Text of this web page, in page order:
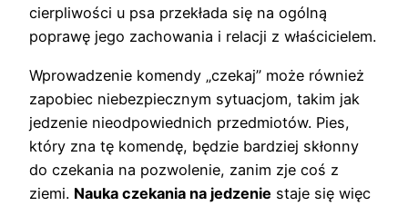
cierpliwości u psa przekłada się na ogólną
poprawę jego zachowania i relacji z właścicielem.
Wprowadzenie komendy „czekaj” może również
zapobiec niebezpiecznym sytuacjom, takim jak
jedzenie nieodpowiednich przedmiotów. Pies,
który zna tę komendę, będzie bardziej skłonny
do czekania na pozwolenie, zanim zje coś z
ziemi. Nauka czekania na jedzenie staje się więc